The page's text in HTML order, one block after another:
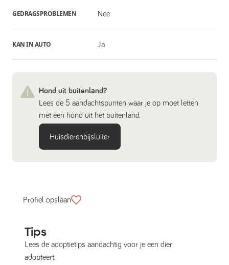
GEDRAGSPROBLEMEN Nee
KAN IN AUTO Ja
Hond uit buitenland?
Lees de 5 aandachtspunten waar je op moet letten
met een hond uit het buitenland.
Huisdierenbijsluiter
Profiel opslaan
Tips
Lees de adoptietips aandachtig voor je een dier
adopteert.